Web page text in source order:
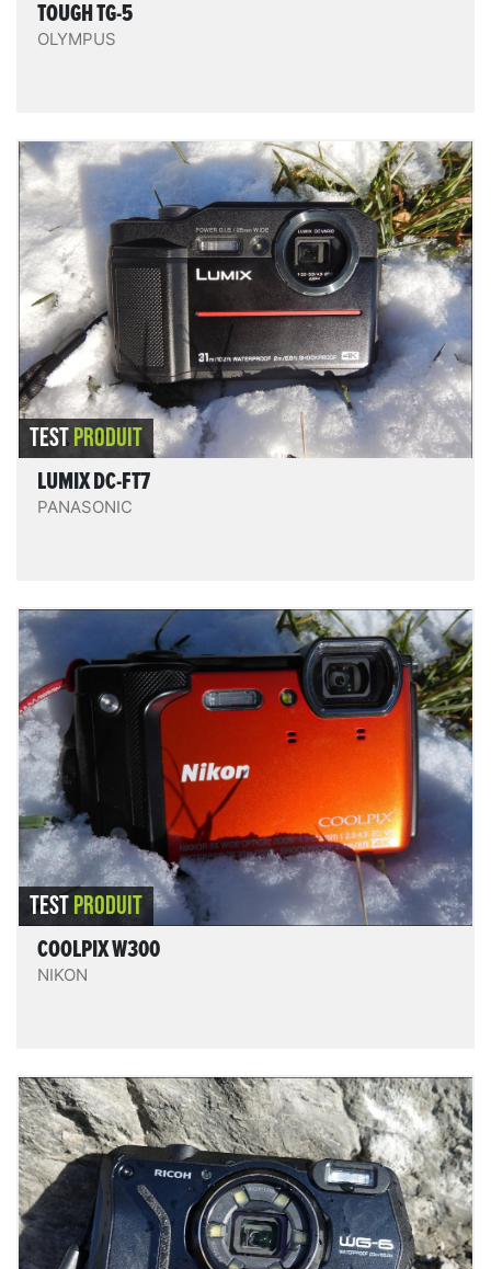
TOUGH TG-5
OLYMPUS
Lumix DC-FT7
Compact numérique endurci et étanche. Le DC-FT7
se différencie de ses concurrents par un viseur
numérique qui permet de mieux voir en conditions
très lumineuses et d'économiser de la batterie. Il filme
en 4K, il est muni d'un capteur de 20mp. Un atout est
son étanchéité jusqu'à 31m. Les photos en conditions
lumineuses sont d'assez bonne qualité.
LIRE LE TEST
TESTPRODUIT
LUMIX DC-FT7
PANASONIC
Coolpix W300
Le Coolpix W300 est le plus léger et compact des
appareils photo compacts étanches de notre test (si
on ne compte pas le TX-30 qui n'est plus vendu). Il
fait des photos plutôt correctes, et a un
comportement plutôt équilibré dans l'ensemble.
LIRE LE TEST
TESTPRODUIT
COOLPIX W300
NIKON
WG-6
Le WG-6 est un nouvel appareil photo baroudeur,
destiné aux activités outdoor, dans la gamme des
compacts endurcis et étanches plutôt haut de gamme.
Il ressemble beaucoup au Tough mais chacun garde
ses spécificités.